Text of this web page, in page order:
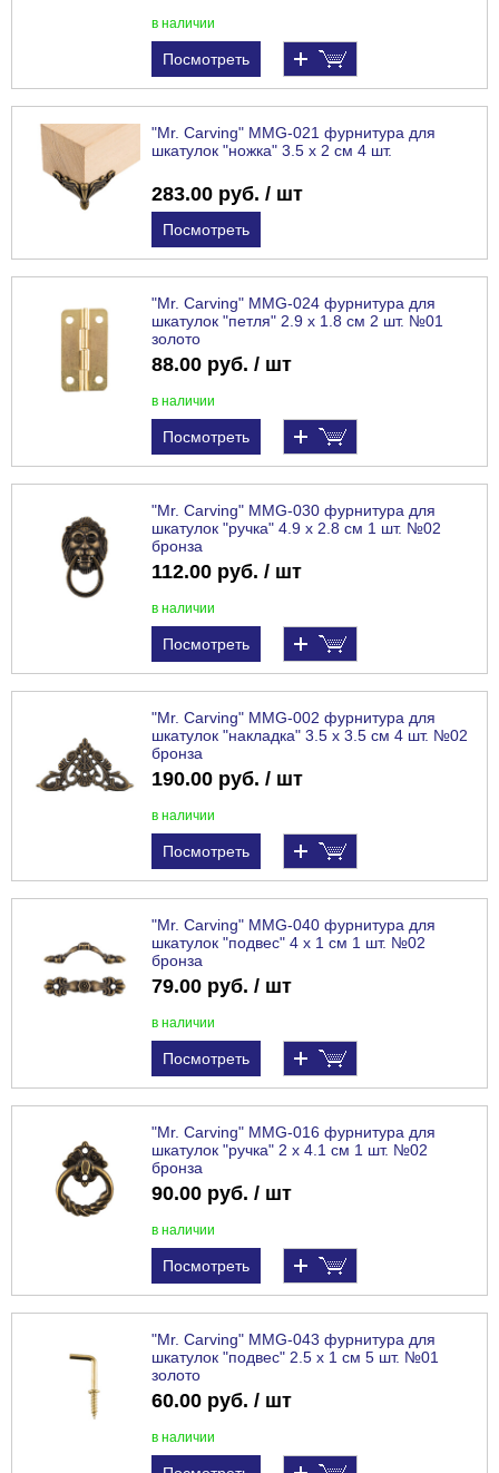
в наличии
Посмотреть
"Mr. Carving" MMG-021 фурнитура для
шкатулок "ножка" 3.5 x 2 см 4 шт.
283.00 руб. / шт
Посмотреть
"Mr. Carving" MMG-024 фурнитура для
шкатулок "петля" 2.9 x 1.8 см 2 шт. №01
золото
88.00 руб. / шт
в наличии
Посмотреть
"Mr. Carving" MMG-030 фурнитура для
шкатулок "ручка" 4.9 x 2.8 см 1 шт. №02
бронза
112.00 руб. / шт
в наличии
Посмотреть
"Mr. Carving" MMG-002 фурнитура для
шкатулок "накладка" 3.5 x 3.5 см 4 шт. №02
бронза
190.00 руб. / шт
в наличии
Посмотреть
"Mr. Carving" MMG-040 фурнитура для
шкатулок "подвес" 4 x 1 см 1 шт. №02
бронза
79.00 руб. / шт
в наличии
Посмотреть
"Mr. Carving" MMG-016 фурнитура для
шкатулок "ручка" 2 x 4.1 см 1 шт. №02
бронза
90.00 руб. / шт
в наличии
Посмотреть
"Mr. Carving" MMG-043 фурнитура для
шкатулок "подвес" 2.5 х 1 см 5 шт. №01
золото
60.00 руб. / шт
в наличии